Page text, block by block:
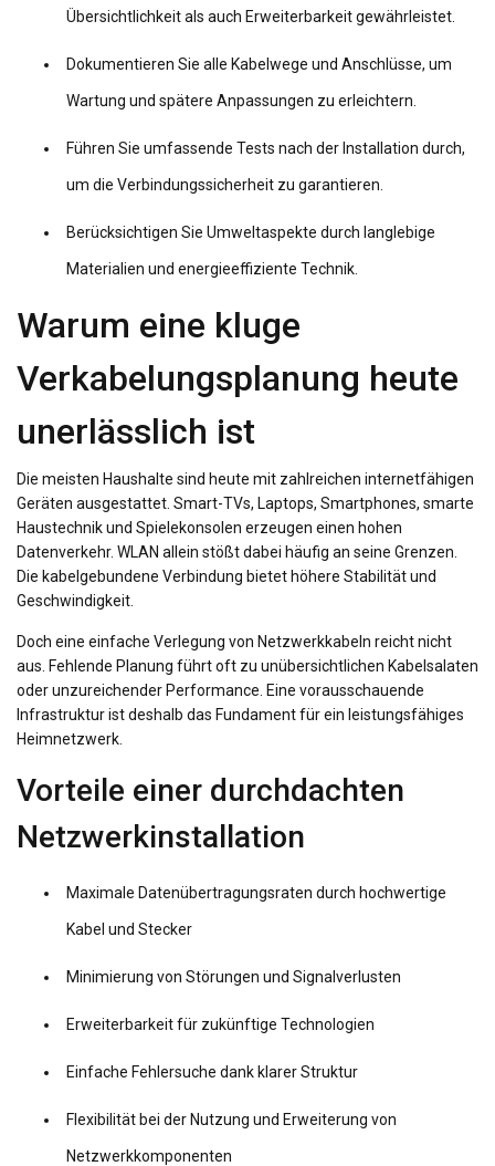
Übersichtlichkeit als auch Erweiterbarkeit gewährleistet.
Dokumentieren Sie alle Kabelwege und Anschlüsse, um
Wartung und spätere Anpassungen zu erleichtern.
Führen Sie umfassende Tests nach der Installation durch,
um die Verbindungssicherheit zu garantieren.
Berücksichtigen Sie Umweltaspekte durch langlebige
Materialien und energieeffiziente Technik.
Warum eine kluge
Verkabelungsplanung heute
unerlässlich ist
Die meisten Haushalte sind heute mit zahlreichen internetfähigen
Geräten ausgestattet. Smart-TVs, Laptops, Smartphones, smarte
Haustechnik und Spielekonsolen erzeugen einen hohen
Datenverkehr. WLAN allein stößt dabei häufig an seine Grenzen.
Die kabelgebundene Verbindung bietet höhere Stabilität und
Geschwindigkeit.
Doch eine einfache Verlegung von Netzwerkkabeln reicht nicht
aus. Fehlende Planung führt oft zu unübersichtlichen Kabelsalaten
oder unzureichender Performance. Eine vorausschauende
Infrastruktur ist deshalb das Fundament für ein leistungsfähiges
Heimnetzwerk.
Vorteile einer durchdachten
Netzwerkinstallation
Maximale Datenübertragungsraten durch hochwertige
Kabel und Stecker
Minimierung von Störungen und Signalverlusten
Erweiterbarkeit für zukünftige Technologien
Einfache Fehlersuche dank klarer Struktur
Flexibilität bei der Nutzung und Erweiterung von
Netzwerkkomponenten